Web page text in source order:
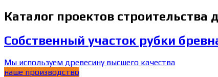
Каталог проектов
Собственный участок рубки
Мы используем древесину высшего качества
наше производство